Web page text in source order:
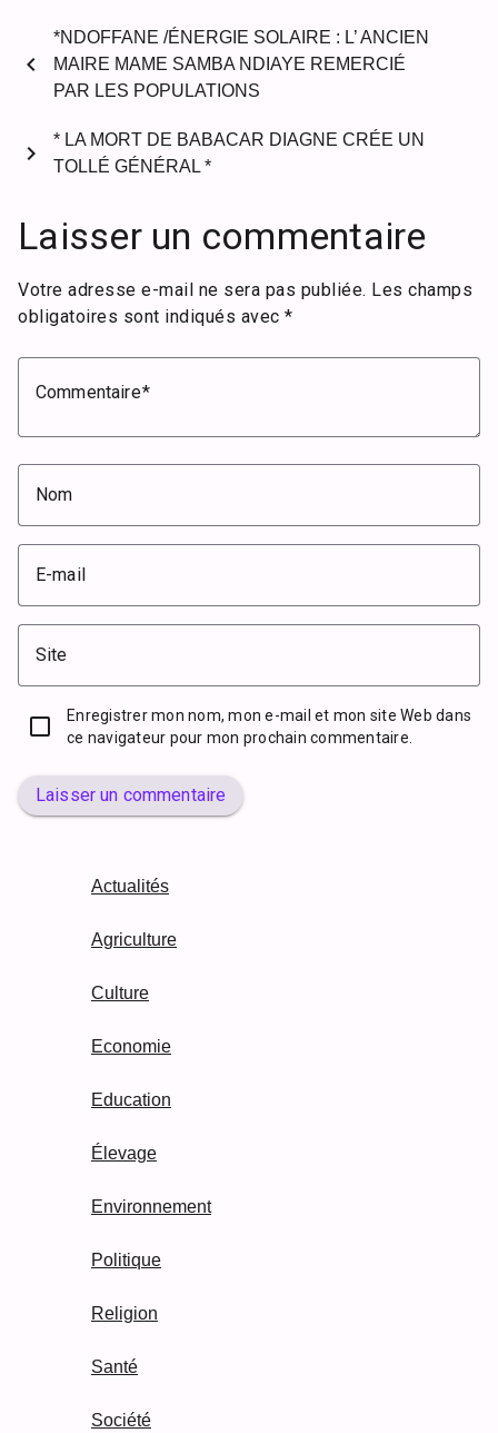
chevron_left
*NDOFFANE /ÉNERGIE SOLAIRE : L’ ANCIEN
MAIRE MAME SAMBA NDIAYE REMERCIÉ
PAR LES POPULATIONS
* LA MORT DE BABACAR DIAGNE CRÉE UN
TOLLÉ GÉNÉRAL *
chevron_right
Laisser un commentaire
Votre adresse e-mail ne sera pas publiée. Les champs
obligatoires sont indiqués avec *
Commentaire
Nom
E-mail
Site
Enregistrer mon nom, mon e-mail et mon site Web dans
ce navigateur pour mon prochain commentaire.
Laisser un commentaire
Actualités
Agriculture
Culture
Economie
Education
Élevage
Environnement
Politique
Religion
Santé
Société